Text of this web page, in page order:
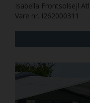
Isabella Frontsolsejl
Vare nr. I262000311